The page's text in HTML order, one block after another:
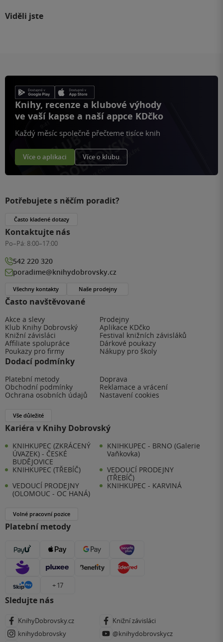
Viděli jste
Knihy, recenze a klubové výhody
ve vaší kapse a naší appce KDčko
Každý měsíc společně přečteme tisíce knih
Více o aplikaci Více o klubu
Často navštěvované
Akce a slevy
Prodejny
Klub Knihy Dobrovský
Aplikace KDčko
Knižní závisláci
Festival knižních závisláků
Affiliate spolupráce
Dárkové poukazy
Poukazy pro firmy
Nákupy pro školy
Dodací podmínky
Platební metody
Doprava
Obchodní podmínky
Reklamace a vrácení
Ochrana osobních údajů
Nastavení cookies
Vše důležité
Kariéra v Knihy Dobrovský
KNIHKUPEC (ZKRÁCENÝ
ÚVAZEK) - ČESKÉ
BUDĚJOVICE
KNIHKUPEC - BRNO (Galerie
Vaňkovka)
KNIHKUPEC (TŘEBÍČ)
VEDOUCÍ PRODEJNY
(TŘEBÍČ)
VEDOUCÍ PRODEJNY
(OLOMOUC - OC HANÁ)
KNIHKUPEC - KARVINÁ
Volné pracovní pozice
Platební metody
+ 17
Sledujte nás
KnihyDobrovsky.cz
Knižní závisláci
knihydobrovsky
@knihydobrovskycz
Potřebujete s něčím poradit?
Často kladené dotazy
Kontaktujte nás
Po–Pá: 8:00–17:00
542 220 320
poradime@knihydobrovsky.cz
Všechny kontakty Naše prodejny